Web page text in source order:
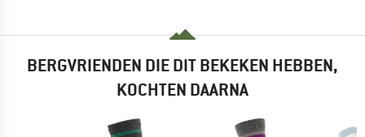
BERGVRIENDEN DIE DIT BEKEKEN HEBBEN,
KOCHTEN DAARNA